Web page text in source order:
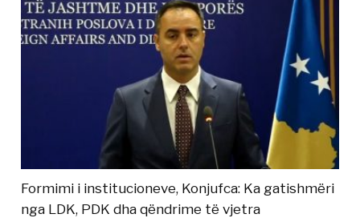
Formimi i institucioneve, Konjufca: Ka gatishmëri
nga LDK, PDK dha qëndrime të vjetra